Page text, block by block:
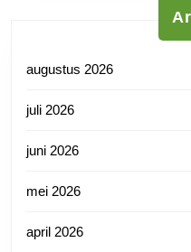
augustus 2026
juli 2026
juni 2026
mei 2026
april 2026